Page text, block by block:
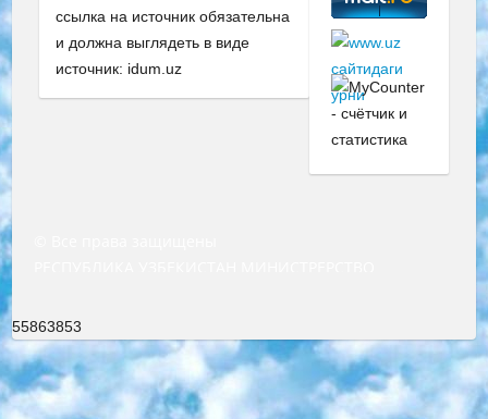
ссылка на источник обязательна
и должна выглядеть в виде
источник: idum.uz
55863853